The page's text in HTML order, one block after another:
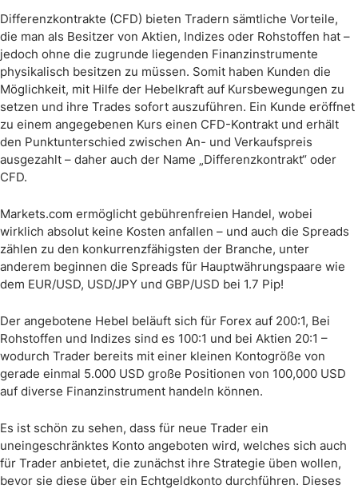
Differenzkontrakte (CFD) bieten Tradern sämtliche Vorteile,
die man als Besitzer von Aktien, Indizes oder Rohstoffen hat –
jedoch ohne die zugrunde liegenden Finanzinstrumente
physikalisch besitzen zu müssen. Somit haben Kunden die
Möglichkeit, mit Hilfe der Hebelkraft auf Kursbewegungen zu
setzen und ihre Trades sofort auszuführen. Ein Kunde eröffnet
zu einem angegebenen Kurs einen CFD-Kontrakt und erhält
den Punktunterschied zwischen An- und Verkaufspreis
ausgezahlt – daher auch der Name „Differenzkontrakt“ oder
CFD.
Markets.com ermöglicht gebührenfreien Handel, wobei
wirklich absolut keine Kosten anfallen – und auch die Spreads
zählen zu den konkurrenzfähigsten der Branche, unter
anderem beginnen die Spreads für Hauptwährungspaare wie
dem EUR/USD, USD/JPY und GBP/USD bei 1.7 Pip!
Der angebotene Hebel beläuft sich für Forex auf 200:1, Bei
Rohstoffen und Indizes sind es 100:1 und bei Aktien 20:1 –
wodurch Trader bereits mit einer kleinen Kontogröße von
gerade einmal 5.000 USD große Positionen von 100,000 USD
auf diverse Finanzinstrument handeln können.
Es ist schön zu sehen, dass für neue Trader ein
uneingeschränktes Konto angeboten wird, welches sich auch
für Trader anbietet, die zunächst ihre Strategie üben wollen,
bevor sie diese über ein Echtgeldkonto durchführen. Dieses